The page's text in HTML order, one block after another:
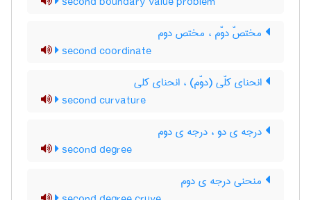
مختصّ دوّم ، مختص دوم
second coordinate
انحنای کلّی (دوّم) ، انحنای کلی
second curvature
درجه ی دو ، درجه ی دوم
second degree
منحنی درجه ی دوم